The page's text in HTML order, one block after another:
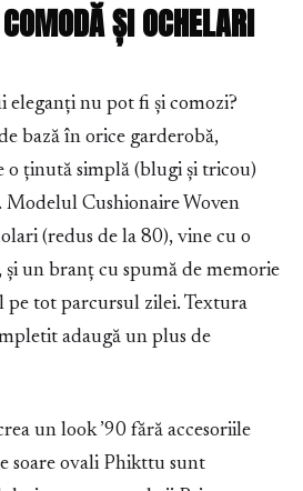
ȘI OCHELARI
eleganți nu pot fi și comozi?
bază în orice garderobă,
o ținută simplă (blugi și tricou)
Cushionaire Woven
(redus de la 80), vine cu o
și un branț cu spumă de memorie
pe tot parcursul zilei. Textura
adaugă un plus de
un look ’90 fără accesoriile
soare ovali Phikttu sunt